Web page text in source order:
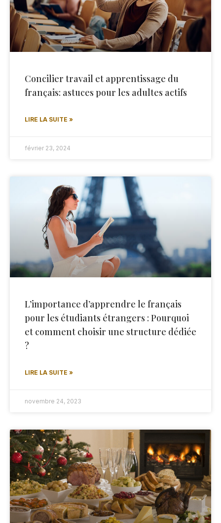
Concilier travail et apprentissage du
français: astuces pour les adultes actifs
LIRE LA SUITE »
février 23, 2024
L’importance d’apprendre le français
pour les étudiants étrangers : Pourquoi
et comment choisir une structure dédiée
?
LIRE LA SUITE »
novembre 24, 2023